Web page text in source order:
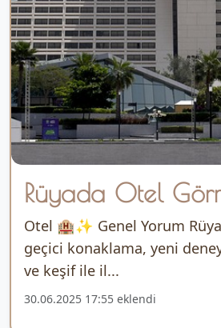
Rüyada Otel
Otel 🏨✨ Genel Yorum
geçici konaklama, yeni
ve keşif ile il...
30.06.2025 17:55 eklendi